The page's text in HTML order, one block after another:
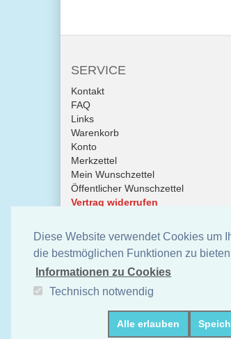
SERVICE
Kontakt
FAQ
Links
Warenkorb
Konto
Merkzettel
Mein Wunschzettel
Öffentlicher Wunschzettel
Vertrag widerrufen
sportslife4you.de Online Shop -
Diese Website verwendet Cookies um
die bestmöglichen Funktionen zu
Informationen zu Cookies
Technisch notwendig
Alle erlauben